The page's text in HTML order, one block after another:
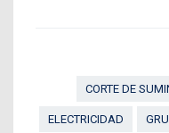
CORTE DE
ELECTRICIDAD